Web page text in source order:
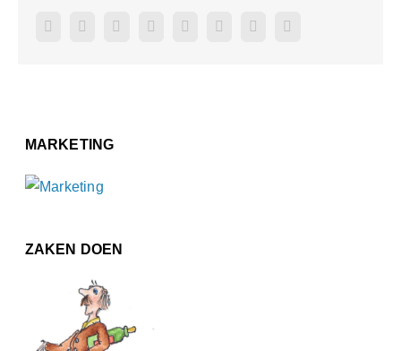
FacebookTwitter Reddit LinkedInWhatsApp
Pinterest
MARKETING
ZAKEN DOEN